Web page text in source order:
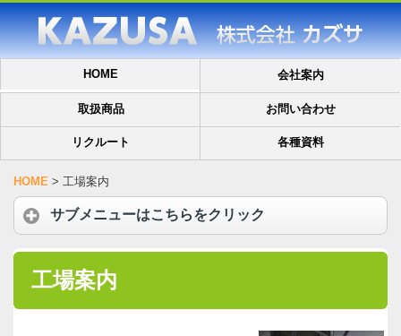
HOME 会社案内
取扱商品 お問い合わせ
リクルート 各種資料
HOME > 工場案内
サブメニューはこちらをクリック
工場案内